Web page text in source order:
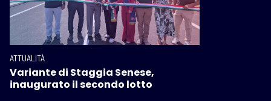
ATTUALITÀ
Variante di Staggia Senese,
inaugurato il secondo lotto